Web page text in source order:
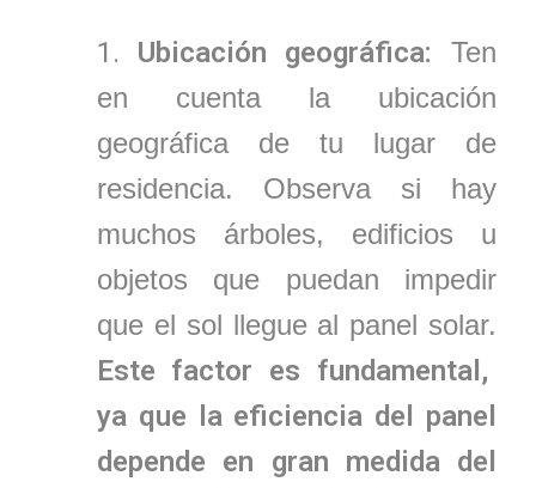
Ubicación geográfica: Ten
en cuenta la ubicación
geográfica de tu lugar de
residencia. Observa si hay
muchos árboles, edificios u
objetos que puedan impedir
que el sol llegue al panel solar.
Este factor es fundamental,
ya que la eficiencia del panel
depende en gran medida del